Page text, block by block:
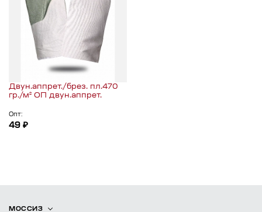
Двун.аппрет./брез. пл.470
гр./м² ОП двун.аппрет.
Опт:
49 ₽
МОССИЗ